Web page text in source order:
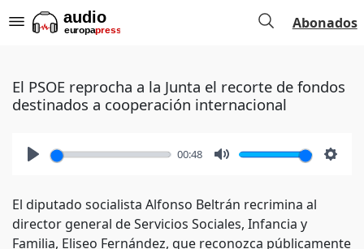
Abonados
El PSOE reprocha a la Junta el recorte de fondos
destinados a cooperación internacional
00:48
El diputado socialista Alfonso Beltrán recrimina al
director general de Servicios Sociales, Infancia y
Familia, Eliseo Fernández, que reconozca públicamente